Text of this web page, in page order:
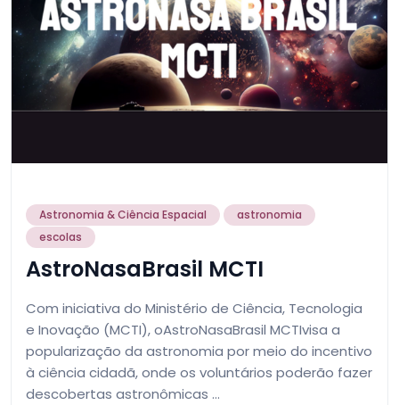
Astronomia & Ciência Espacial
astronomia
escolas
AstroNasaBrasil MCTI
Com iniciativa do Ministério de Ciência, Tecnologia
e Inovação (MCTI), oAstroNasaBrasil MCTIvisa a
popularização da astronomia por meio do incentivo
à ciência cidadã, onde os voluntários poderão fazer
descobertas astronômicas …